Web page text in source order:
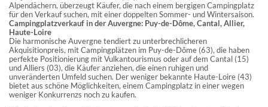
Alpendächern, überzeugt Käufer, die nach einem bergigen Campingplatz
für den Verkauf suchen, mit einer doppelten Sommer- und Wintersaison.
Campingplatzverkauf in der Auvergne: Puy-de-Dôme, Cantal, Allier,
Haute-Loire
Die harmonische Auvergne tendiert zu unterbrechlicheren
Akquisitionpreis, mit Campingplätzen im Puy-de-Dôme (63), die haben
perfekte Positionierung mit Vulkantourismus oder auf dem Cantal (15)
und Alliers (03), die Käufer anziehen, die einen ruhigen und
unveränderten Umfeld suchen. Der weniger bekannte Haute-Loire (43)
bietet aus schöne Möglichkeiten, einem Campingplatz in einer wegen
weniger Konkurrenzs noch zu kaufen.